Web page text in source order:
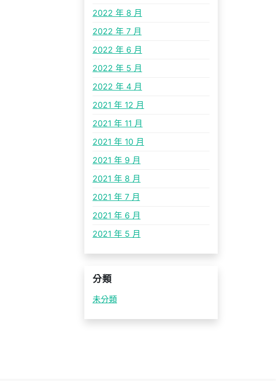
2022 年 8 月
2022 年 7 月
2022 年 6 月
2022 年 5 月
2022 年 4 月
2021 年 12 月
2021 年 11 月
2021 年 10 月
2021 年 9 月
2021 年 8 月
2021 年 7 月
2021 年 6 月
2021 年 5 月
分類
未分類